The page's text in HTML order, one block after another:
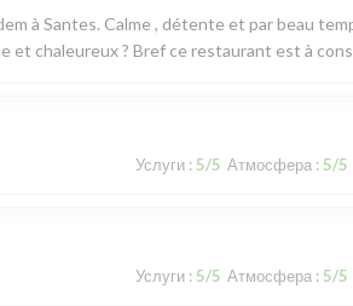
à Santes. Calme , détente et par beau
chaleureux ? Bref ce restaurant est à
Услуги : 5/5 Атмосфера : 5/5
Услуги : 5/5 Атмосфера : 5/5